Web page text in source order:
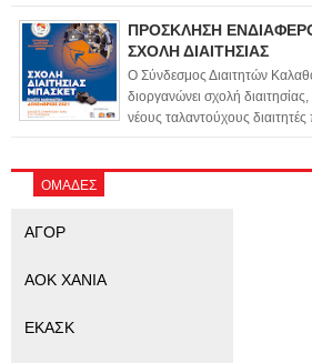
ΠΡΟΣΚΛΗΣΗ
ΣΧΟΛΗ ΔΙΑΙΤΗΣΙΑΣ
Ο Σύνδεσμος Διαιτητών
διοργανώνει σχολή διαιτησίας,
νέους ταλαντούχους διαιτητές
ΟΜΑΔΕΣ
ΑΓΟΡ
ΑΟΚ ΧΑΝΙΑ
ΕΚΑΣΚ